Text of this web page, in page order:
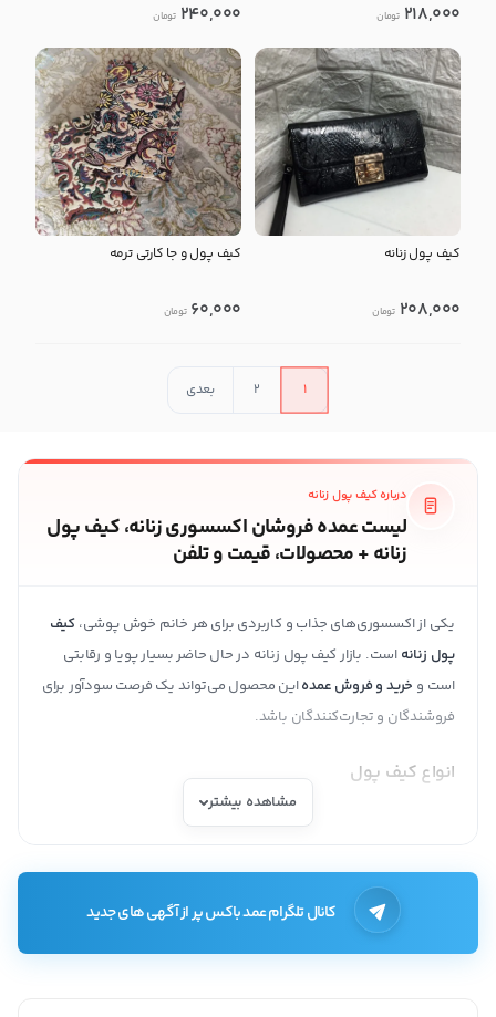
218,000 تومان 240,000 تومان
کیف پول زنانه
208,000 تومان
کیف پول و جا کارتی ترمه
60,000 تومان
1
2 بعدی
درباره کیف پول زنانه
لیست عمده فروشان اکسسوری زنانه، کیف پول
زنانه + محصولات، قیمت و تلفن
یکی از اکسسوری‌های جذاب و کاربردی برای هر خانم خوش پوشی، کیف
پول زنانه است. بازار کیف پول زنانه در حال حاضر بسیار پویا و رقابتی
است و خرید و فروش عمدهاین محصول می‌تواند یک فرصت سودآور برای
فروشندگان و تجارت‌کنندگان باشد.
انواع کیف پول
با توجه به کاربرد‌های گوناگونی که برای هر فرد دارد یکی از
پول نقد، کارت اعتباری، مدارک شناسایی و کارت ویزیت و… دارد و با این
حساب کیف پول یک جز جدایی ناپذیر از استایل هر فردی است.
در حالت کلی بر اساس ساختار کیف پول، می‌توان تقسیم بندی زیر را
مشاهده بیشتر
کانال تلگرام عمد باکس پر از آگهی های جدید